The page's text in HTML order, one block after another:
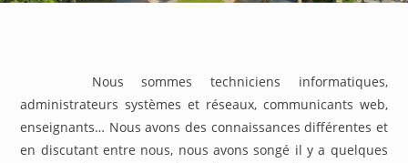
Nous sommes techniciens informatiques,
administrateurs systèmes et réseaux, communicants web,
enseignants… Nous avons des connaissances différentes et
en discutant entre nous, nous avons songé il y a quelques